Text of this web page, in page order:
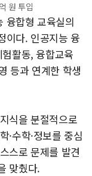
원 투입
융합형 교육실의
이다. 인공지능 융
활동, 융합교육
등과 연계한 학생
식을 분절적으로
·수학·정보를 중심
스로 문제를 발견
맞췄다.